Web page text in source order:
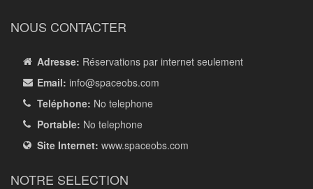
NOUS CONTACTER
Adresse: Réservations par internet seulement
Email: info@spaceobs.com
Teléphone: No telephone
Portable: No telephone
Site Internet: www.spaceobs.com
NOTRE SELECTION